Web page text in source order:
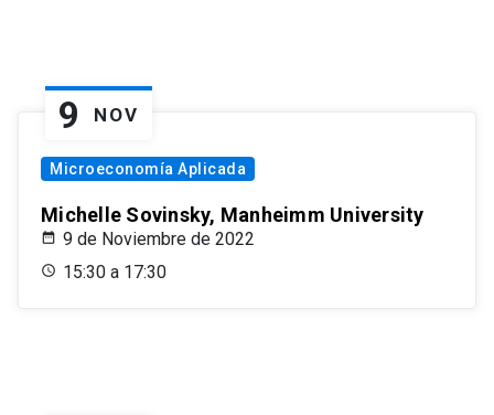
9 NOV
Microeconomía Aplicada
Michelle Sovinsky, Manheimm University
9 de Noviembre de 2022
15:30 a 17:30